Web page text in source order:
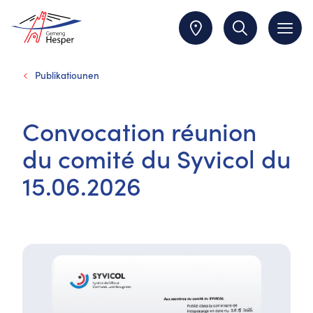
Publikatiounen
Convocation réunion
du comité du Syvicol du
15.06.2026